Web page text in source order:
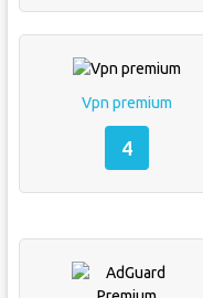
Vpn premium
4